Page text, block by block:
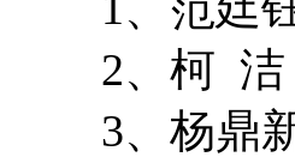
2、柯 洁（
3、杨鼎新